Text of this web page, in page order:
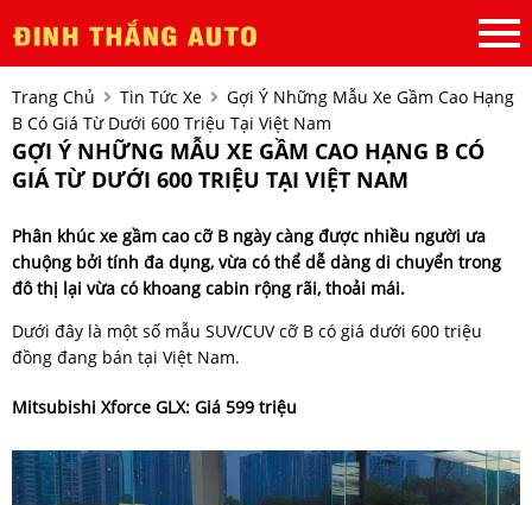
Trang Chủ Tin Tức Xe
Gợi Ý Những Mẫu Xe Gầm Cao Hạng
B Có Giá Từ Dưới 600 Triệu Tại Việt Nam
GỢI Ý NHỮNG MẪU XE GẦM CAO HẠNG B CÓ
GIÁ TỪ DƯỚI 600 TRIỆU TẠI VIỆT NAM
Phân khúc xe gầm cao cỡ B ngày càng được nhiều người ưa
chuộng bởi tính đa dụng, vừa có thể dễ dàng di chuyển trong
đô thị lại vừa có khoang cabin rộng rãi, thoải mái.
Dưới đây là một số mẫu SUV/CUV cỡ B có giá dưới 600 triệu
đồng đang bán tại Việt Nam.
Mitsubishi Xforce GLX: Giá 599 triệu